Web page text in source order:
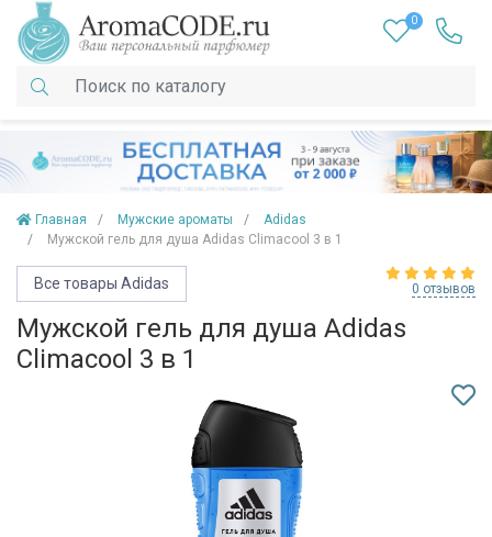
0
Главная Мужские ароматы
Adidas
Мужской гель для душа Adidas Climacool 3 в 1
Все товары Adidas 0 отзывов
Мужской гель для душа Adidas
Climacool 3 в 1